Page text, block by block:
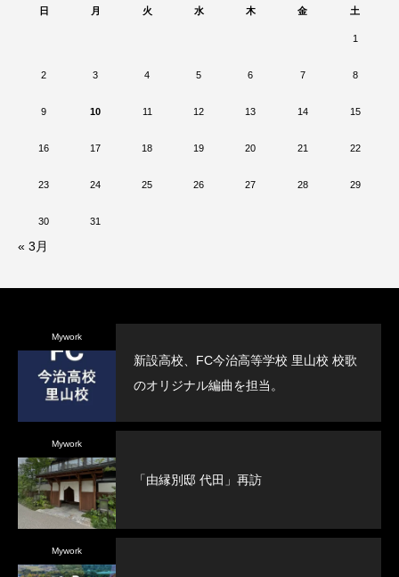
日
月 火 水 木 金 土
1
2 3 4 5 6 7 8
9 10 11 12 13 14 15
16 17 18 19 20 21 22
23 24 25 26 27 28 29
30 31
« 3月
Mywork
新設高校、FC今治高等学校 里山校 校歌
のオリジナル編曲を担当。
Mywork
「由縁別邸 代田」再訪
Mywork